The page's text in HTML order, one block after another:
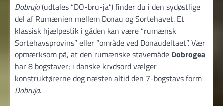
Dobruja(udtales “DO-bru-ja”) finder du i den sydøstlige
del af Rumænien mellem Donau og Sortehavet. Et
klassisk hjælpestik i gåden kan være “rumænsk
Sortehavsprovins” eller “område ved Donaudeltaet”. Vær
opmærksom på, at den rumænske stavemåde Dobrogea
har 8 bogstaver; i danske krydsord vælger
konstruktørerne dog næsten altid den 7-bogstavs form
Dobruja.